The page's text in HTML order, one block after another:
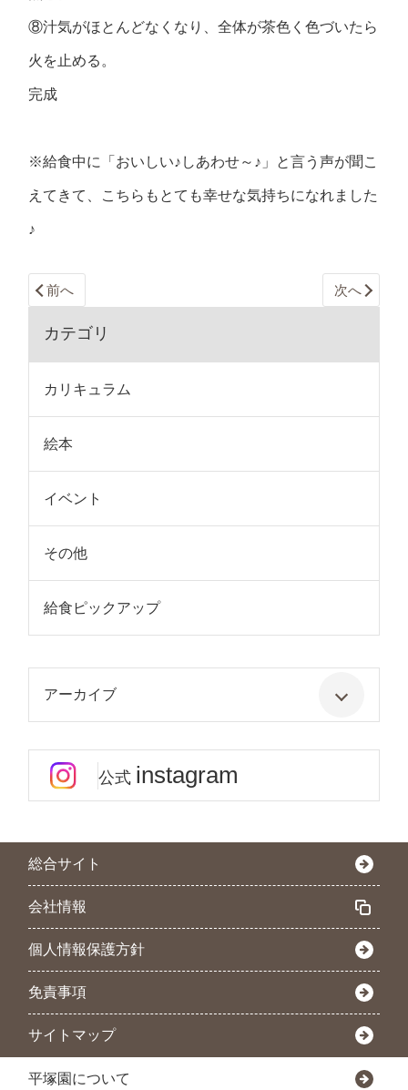
⑧汁気がほとんどなくなり、全体が茶色く色づいたら
火を止める。
完成
※給食中に「おいしい♪しあわせ～♪」と言う声が聞こ
えてきて、こちらもとても幸せな気持ちになれました
♪
前へ 次へ
カテゴリ
カリキュラム
絵本
イベント
その他
給食ピックアップ
アーカイブ
公式 instagram
総合サイト
会社情報
個人情報保護方針
免責事項
サイトマップ
平塚園について